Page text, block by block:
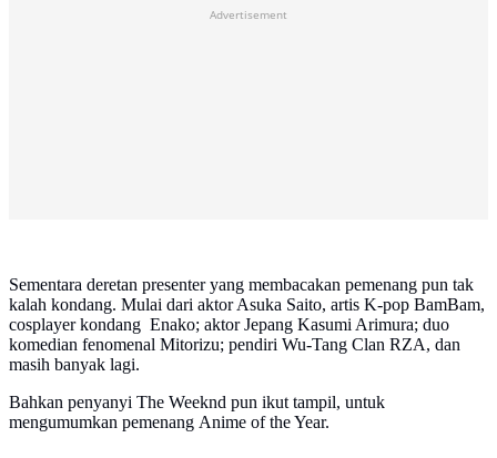
Advertisement
Sementara deretan presenter yang membacakan pemenang pun tak
kalah kondang. Mulai dari aktor Asuka Saito, artis K-pop BamBam,
cosplayer kondang Enako; aktor Jepang Kasumi Arimura; duo
komedian fenomenal Mitorizu; pendiri Wu-Tang Clan RZA, dan
masih banyak lagi.
Bahkan penyanyi The Weeknd pun ikut tampil, untuk
mengumumkan pemenang Anime of the Year.